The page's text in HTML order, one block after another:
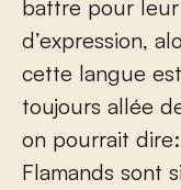
battre pour
d’expression,
cette langue est
toujours allée
on pourrait
Flamands sont